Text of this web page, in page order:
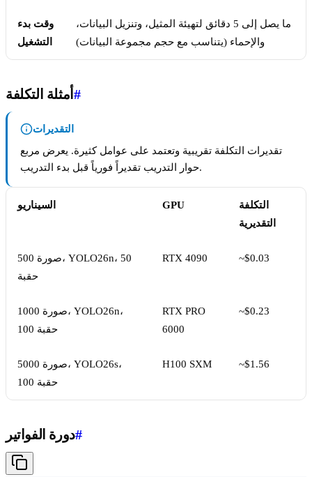
وقت بدء
التشغيل
ما يصل إلى 5 دقائق لتهيئة المثيل، وتنزيل البيانات،
والإحماء (يتناسب مع حجم مجموعة البيانات)
أمثلة التكلفة #
التقديرات
تقديرات التكلفة تقريبية وتعتمد على عوامل كثيرة. يعرض مربع
حوار التدريب تقديراً فورياً قبل بدء التدريب.
السيناريو GPU
التكلفة
التقديرية
500 صورة، YOLO26n، 50
حقبة
RTX 4090 ~$0.03
1000 صورة، YOLO26n،
100 حقبة
RTX PRO
6000
~$0.23
5000 صورة، YOLO26s،
100 حقبة
H100 SXM ~$1.56
دورة الفواتير#